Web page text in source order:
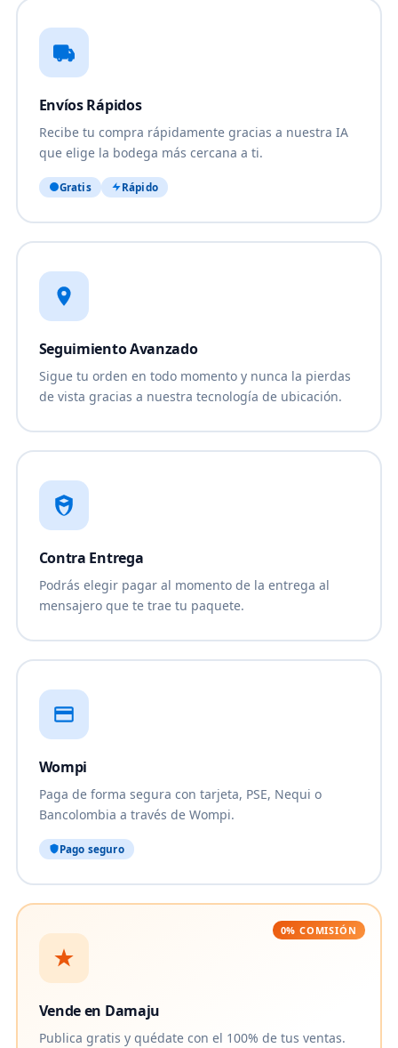
Envíos Rápidos
Recibe tu compra rápidamente gracias a nuestra IA
que elige la bodega más cercana a ti.
Gratis Rápido
Seguimiento Avanzado
Sigue tu orden en todo momento y nunca la pierdas
de vista gracias a nuestra tecnología de ubicación.
Contra Entrega
Podrás elegir pagar al momento de la entrega al
mensajero que te trae tu paquete.
Wompi
Paga de forma segura con tarjeta, PSE, Nequi o
Bancolombia a través de Wompi.
Pago seguro
0% COMISIÓN
Vende en Damaju
Publica gratis y quédate con el 100% de tus ventas.